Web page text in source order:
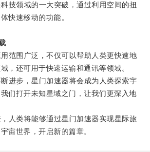
领域的一大突破，通过利用空间的扭
快速移动的功能。
围广泛，不仅可以帮助人类更快速地
，还可用于快速运输和通讯等领域。
步，星门加速器将会成为人类探索宇
们打开未知星域之门，让我们更深入地
类将能够通过星门加速器实现星际旅
宙世界，开启新的篇章。